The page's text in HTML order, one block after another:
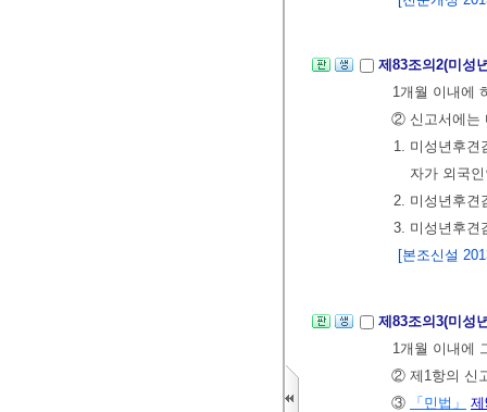
제83조의2(미성
1개월 이내에
② 신고서에는
1. 미성년후견
자가 외국
2. 미성년후견
3. 미성년후견
[본조신설
제83조의3(미성
1개월 이내에
② 제1항의 신
③
「민법」